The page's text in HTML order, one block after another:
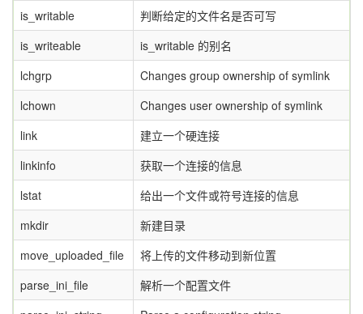
is_writable
判断给定的文件名是否可写
is_writeable
is_writable 的别名
lchgrp
Changes group ownership of symlink
lchown
Changes user ownership of symlink
link
建立一个硬连接
linkinfo
获取一个连接的信息
lstat
给出一个文件或符号连接的信息
mkdir
新建目录
move_uploaded_file
将上传的文件移动到新位置
parse_ini_file
解析一个配置文件